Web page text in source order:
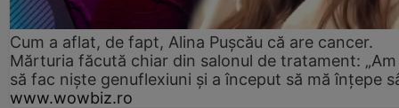
Cum a aflat, de fapt, Alina Pușcău că are cancer.
Mărturia făcută chiar din salonul de tratament:
să fac niște genuflexiuni și a început să mă înțepe
www.wowbiz.ro